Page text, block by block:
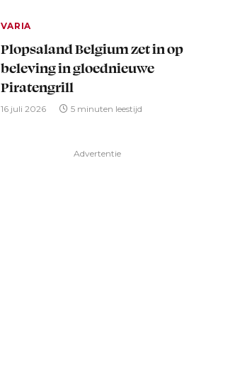
VARIA
Plopsaland Belgium zet in op
beleving in gloednieuwe
Piratengrill
16 juli 2026 5 minuten leestijd
Advertentie